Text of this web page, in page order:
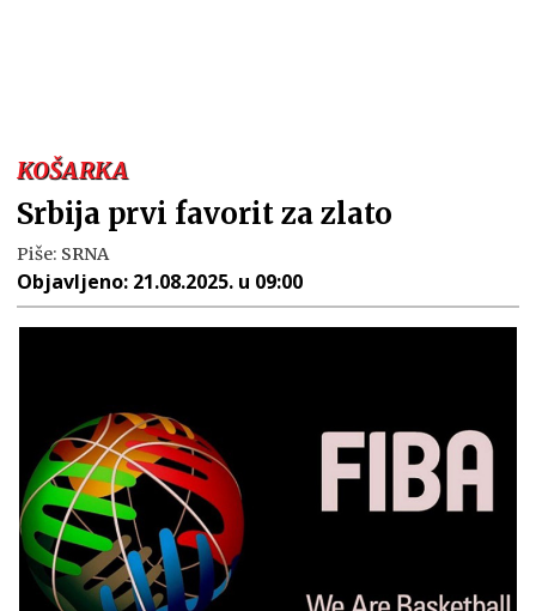
KOŠARKA
Srbija prvi favorit za zlato
Piše: SRNA
Objavljeno: 21.08.2025. u 09:00